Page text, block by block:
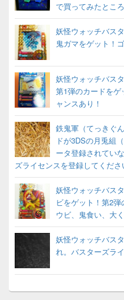
で買ってみたとこ
妖怪ウォッチバス
鬼ガマをゲット！
妖怪ウォッチバス
第1弾のカードを
ャンスあり！
鉄鬼軍（てっきぐ
ドが3DSの月兎組
ータ登録されてい
ズライセンスを登録してくださ
妖怪ウォッチバス
ビをゲット！第2
ウビ、鬼食い、大
妖怪ウォッチバス
れ。バスターズラ